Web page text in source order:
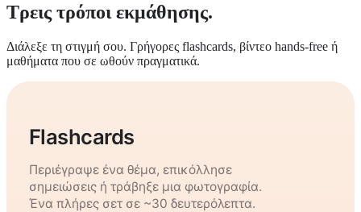
Τρεις τρόποι εκμάθησης.
Διάλεξε τη στιγμή σου. Γρήγορες flashcards, βίντεο hands-free ή
μαθήματα που σε ωθούν πραγματικά.
Flashcards
Περιέγραψε ένα θέμα, επικόλλησε
σημειώσεις ή τράβηξε μια φωτογραφία.
Ένα πλήρες σετ σε ~30 δευτερόλεπτα.